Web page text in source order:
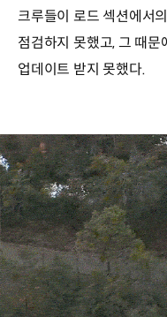
크루들이 로드 섹션에서
점검하지 못했고, 그 때
업데이트 받지 못했다.